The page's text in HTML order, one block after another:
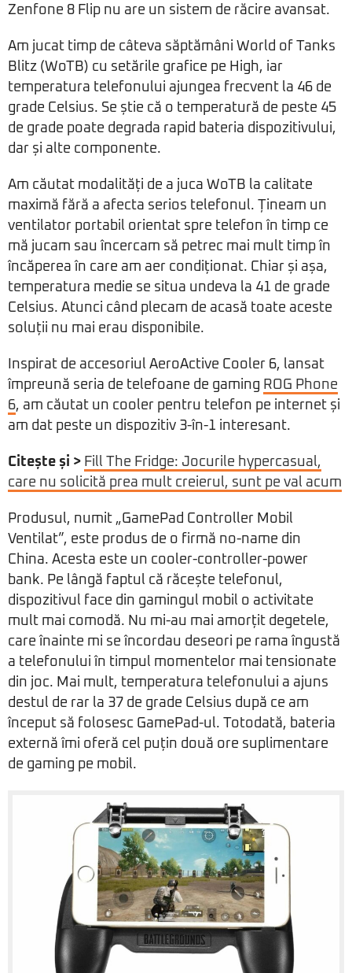
Zenfone 8 Flip nu are un sistem de răcire avansat.
Am jucat timp de câteva săptămâni World of Tanks
Blitz (WoTB) cu setările grafice pe High, iar
temperatura telefonului ajungea frecvent la 46 de
grade Celsius. Se știe că o temperatură de peste 45
de grade poate degrada rapid bateria dispozitivului,
dar și alte componente.
Am căutat modalități de a juca WoTB la calitate
maximă fără a afecta serios telefonul. Țineam un
ventilator portabil orientat spre telefon în timp ce
mă jucam sau încercam să petrec mai mult timp în
încăperea în care am aer condiționat. Chiar și așa,
temperatura medie se situa undeva la 41 de grade
Celsius. Atunci când plecam de acasă toate aceste
soluții nu mai erau disponibile.
Inspirat de accesoriul AeroActive Cooler 6, lansat
împreună seria de telefoane de gaming ROG Phone
6, am căutat un cooler pentru telefon pe internet și
am dat peste un dispozitiv 3-în-1 interesant.
Citește și > Fill The Fridge: Jocurile hypercasual,
care nu solicită prea mult creierul, sunt pe val acum
Produsul, numit „GamePad Controller Mobil
Ventilat”, este produs de o firmă no-name din
China. Acesta este un cooler-controller-power
bank. Pe lângă faptul că răcește telefonul,
dispozitivul face din gamingul mobil o activitate
mult mai comodă. Nu mi-au mai amorțit degetele,
care înainte mi se încordau deseori pe rama îngustă
a telefonului în timpul momentelor mai tensionate
din joc. Mai mult, temperatura telefonului a ajuns
destul de rar la 37 de grade Celsius după ce am
început să folosesc GamePad-ul. Totodată, bateria
externă îmi oferă cel puțin două ore suplimentare
de gaming pe mobil.